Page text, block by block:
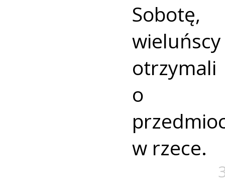
o
w rzece.